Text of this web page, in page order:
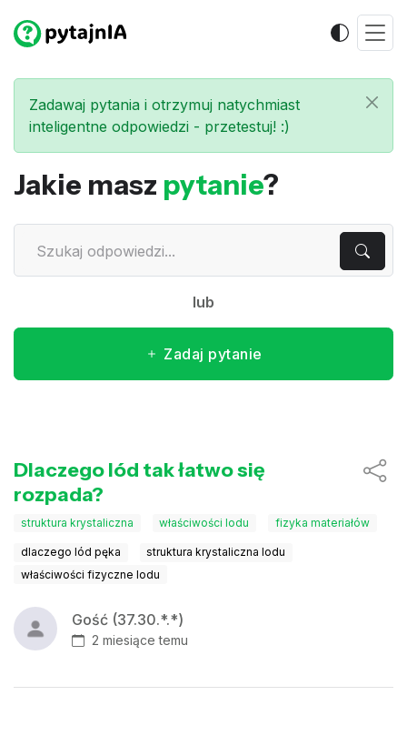
Zadawaj pytania i otrzymuj natychmiast
inteligentne odpowiedzi - przetestuj! :)
Jakie masz pytanie?
lub
Zadaj pytanie
Dlaczego lód tak łatwo się
rozpada?
struktura krystaliczna właściwości lodu fizyka materiałów
dlaczego lód pęka
struktura krystaliczna lodu
właściwości fizyczne lodu
Gość (37.30.*.*)
2 miesiące temu